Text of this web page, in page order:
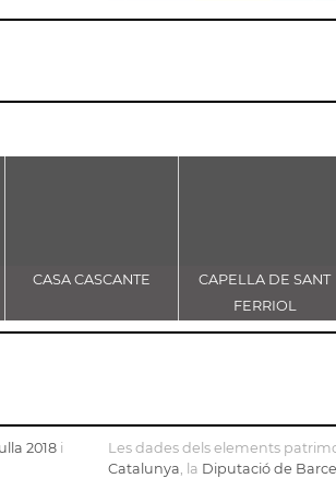
CASA CASCANTE
CAPELLA DE SANT
FERRIOL
2018 i
Les dades dels elements
Catalunya, la Diputació de